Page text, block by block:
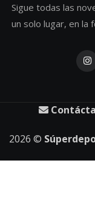
Sigue todas las
un solo lugar, en la
2026 ©